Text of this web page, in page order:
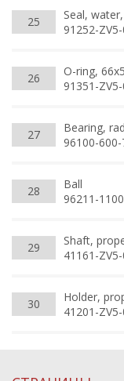
25
Seal,
91252-
26
O-ring,
91351-
27
Bearing,
96100-
28
Ball
96211-
29
Shaft,
41161-
30
Holder,
41201-